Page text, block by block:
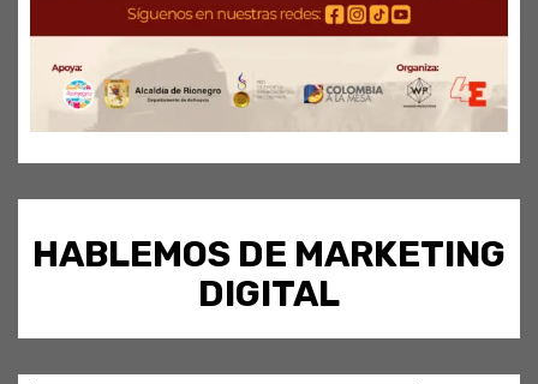
HABLEMOS DE MARKETING
DIGITAL